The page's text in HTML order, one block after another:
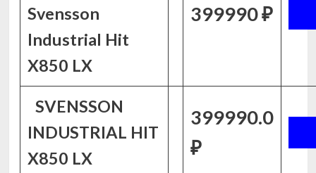
Svensson
Industrial Hit
X850 LX
399990 ₽
SVENSSON
INDUSTRIAL HIT
X850 LX
399990.0
₽